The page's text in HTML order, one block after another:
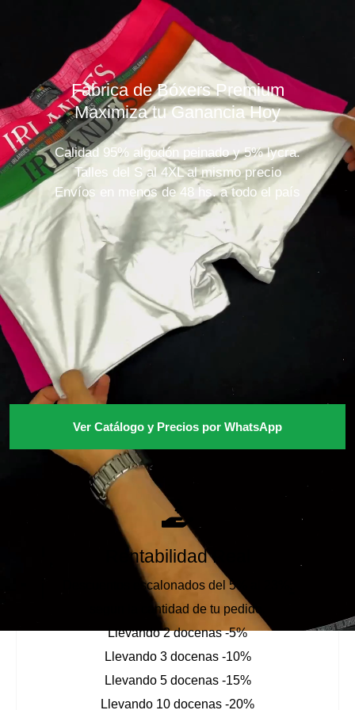
Fábrica de Bóxers Premium
Maximiza tu Ganancia Hoy
Calidad 95% algodón peinado y 5% lycra.
Talles del S al 4XL al mismo precio
Envíos en menos de 48 hs. a todo el país
Ver Catálogo y Precios por WhatsApp
Rentabilidad Real
Descuentos escalonados del 5% al 23%,
segun la cantidad de tu pedido.
Llevando 2 docenas -5%
Llevando 3 docenas -10%
Llevando 5 docenas -15%
Llevando 10 docenas -20%